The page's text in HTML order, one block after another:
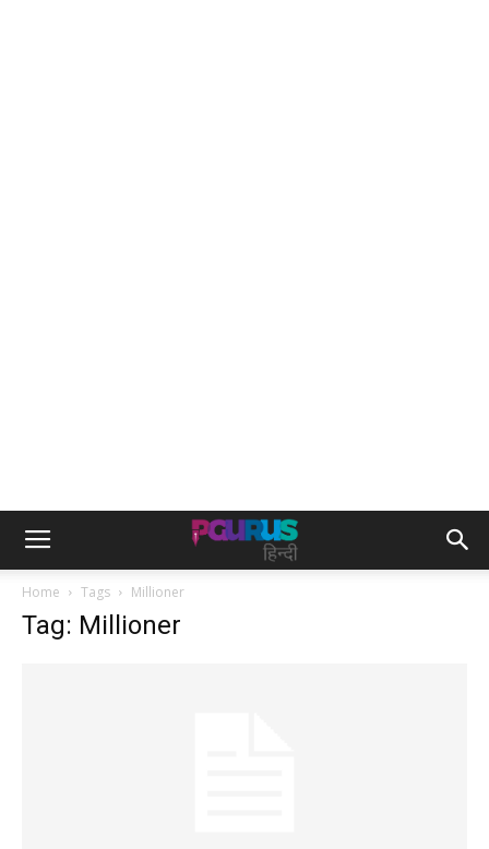
Home Tags Millioner
Tag: Millioner